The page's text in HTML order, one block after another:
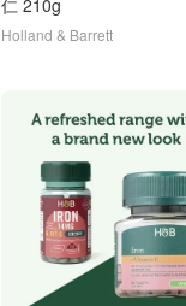
仁 210g
Holland & Barrett